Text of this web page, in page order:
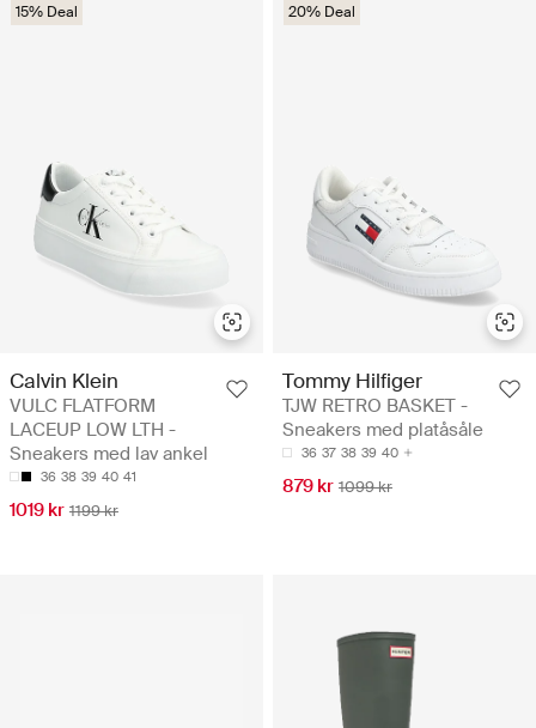
15% Deal
Calvin Klein
VULC FLATFORM
LACEUP LOW LTH -
Sneakers med lav ankel
36 38 39 40 41
1019 kr 1199 kr
20% Deal
Tommy Hilfiger
TJW RETRO BASKET -
Sneakers med platåsåle
36 37 38 39 40
879 kr 1099 kr